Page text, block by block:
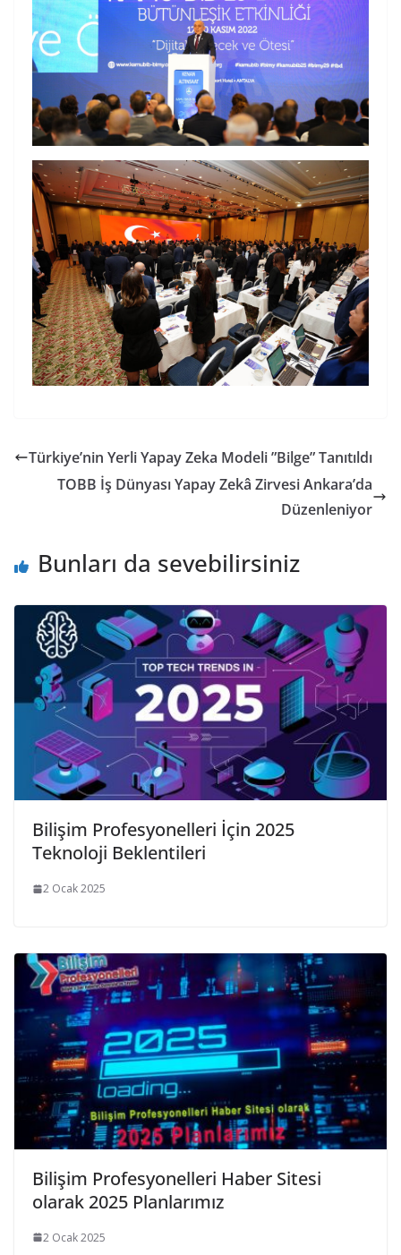
Türkiye’nin Yerli Yapay Zeka Modeli ”Bilge” Tanıtıldı
TOBB İş Dünyası Yapay Zekâ Zirvesi Ankara’da
Düzenleniyor
Bunları da sevebilirsiniz
Bilişim Profesyonelleri İçin 2025
Teknoloji Beklentileri
2 Ocak 2025
Bilişim Profesyonelleri Haber Sitesi
olarak 2025 Planlarımız
2 Ocak 2025